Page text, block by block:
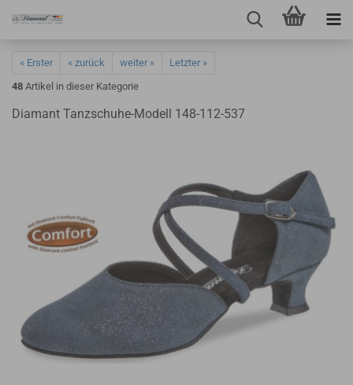
« Erster « zurück weiter »
Letzter »
48 Artikel in dieser Kategorie
Diamant Tanzschuhe-Modell 148-112-537